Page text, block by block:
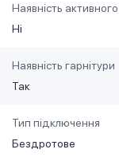
Наявність
Ні
Наявність гарнітури
Так
Тип підключення
Бездротове